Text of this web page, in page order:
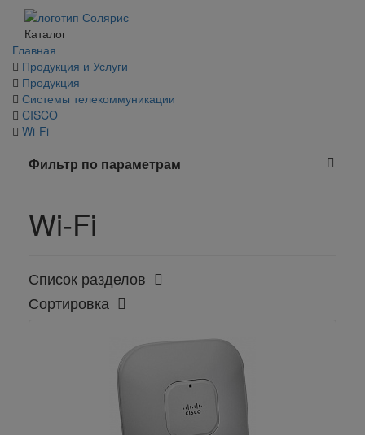
Каталог
Главная
Продукция и Услуги
Продукция
Системы телекоммуникации
CISCO
Wi-Fi
Фильтр по параметрам
Wi-Fi
Список разделов
Сортировка